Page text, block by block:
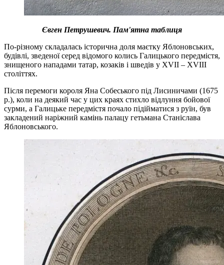
Євген Петрушевич. Пам'ятна таблиця
По-різному складалась історична доля маєтку Яблоновських,
будівлі, зведеної серед відомого колись Галицького передмістя,
знищеного нападами татар, козаків і шведів у XVII – XVIII
століттях.
Після перемоги короля Яна Собеського під Лисиничами (1675
р.), коли на деякий час у цих краях стихло відлуння бойової
сурми, а Галицьке передмістя почало підійматися з руїн, був
закладений наріжний камінь палацу гетьмана Станіслава
Яблоновського.